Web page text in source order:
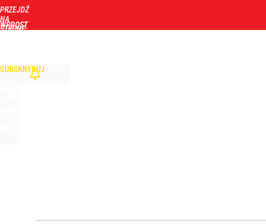
PRZEJDŹ
NA
STRONĘ
WPROST
SUBSKRYBUJ
3